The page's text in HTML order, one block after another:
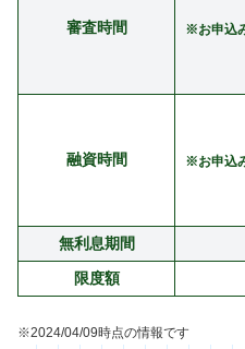
審査時間
※お申込
融資時間
※お申込
無利息期間
限度額
※2024/04/09時点の情報です